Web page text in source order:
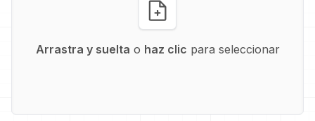
Arrastra y suelta o haz clic para seleccionar